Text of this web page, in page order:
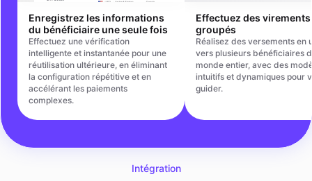
Enregistrez les informations
du bénéficiaire une seule fois
Effectuez une vérification
intelligente et instantanée pour une
réutilisation ultérieure, en éliminant
la configuration répétitive et en
accélérant les paiements
complexes.
Effectuez des virements
groupés
Réalisez des versements en
vers plusieurs bénéficiaires
monde entier, avec des
intuitifs et dynamiques pour
guider.
Intégration